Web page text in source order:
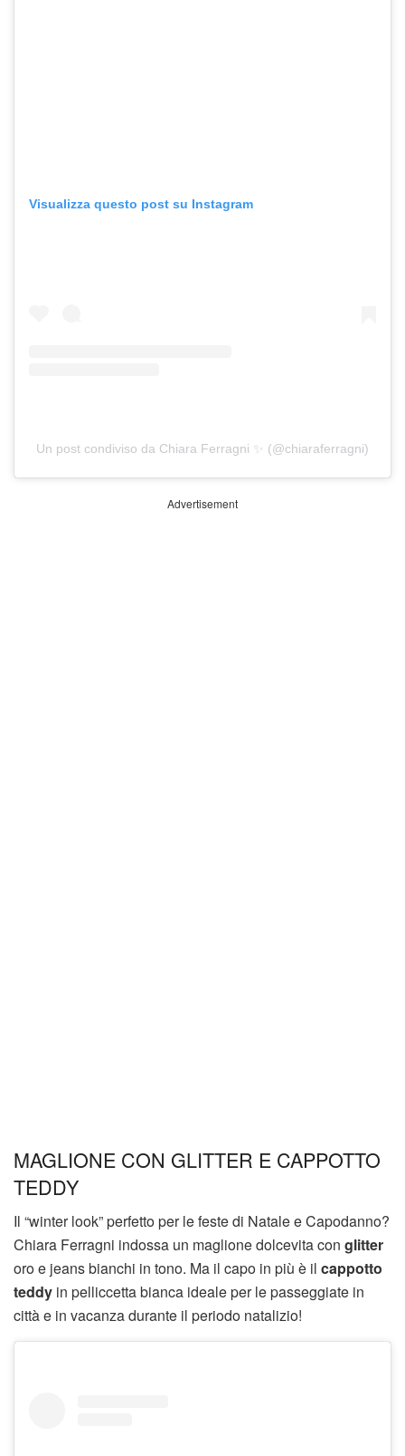
Visualizza questo post su Instagram
Un post condiviso da Chiara Ferragni ✨ (@chiaraferragni)
Advertisement
MAGLIONE CON GLITTER E CAPPOTTO
TEDDY
Il “winter look” perfetto per le feste di Natale e Capodanno?
Chiara Ferragni indossa un maglione dolcevita con glitter
oro e jeans bianchi in tono. Ma il capo in più è il cappotto
teddy in pelliccetta bianca ideale per le passeggiate in
città e in vacanza durante il periodo natalizio!